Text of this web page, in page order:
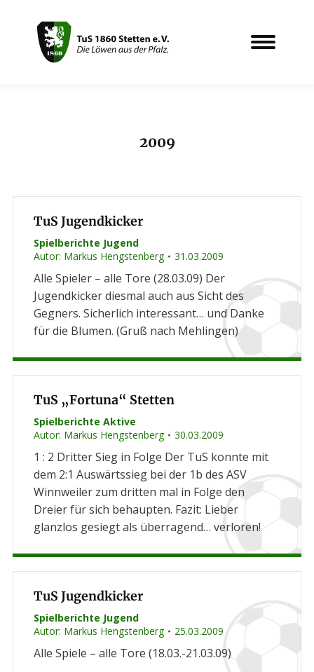
2009
TuS Jugendkicker
Spielberichte Jugend
Autor: Markus Hengstenberg 31.03.2009
Alle Spieler – alle Tore (28.03.09) Der
Jugendkicker diesmal auch aus Sicht des
Gegners. Sicherlich interessant… und Danke
für die Blumen. (Gruß nach Mehlingen)
TuS „Fortuna“ Stetten
Spielberichte Aktive
Autor: Markus Hengstenberg 30.03.2009
1 : 2 Dritter Sieg in Folge Der TuS konnte mit
dem 2:1 Auswärtssieg bei der 1b des ASV
Winnweiler zum dritten mal in Folge den
Dreier für sich behaupten. Fazit: Lieber
glanzlos gesiegt als überragend… verloren!
TuS Jugendkicker
Spielberichte Jugend
Autor: Markus Hengstenberg 25.03.2009
Alle Spiele – alle Tore (18.03.-21.03.09)